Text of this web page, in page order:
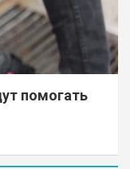
помогать